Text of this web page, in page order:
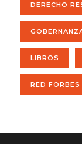
DERECHO
LIBROS
RED FORBES